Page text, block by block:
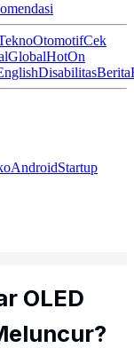
OtomotifCek
GlobalHotOn
DisabilitasBerita
AndroidStartup
OLED